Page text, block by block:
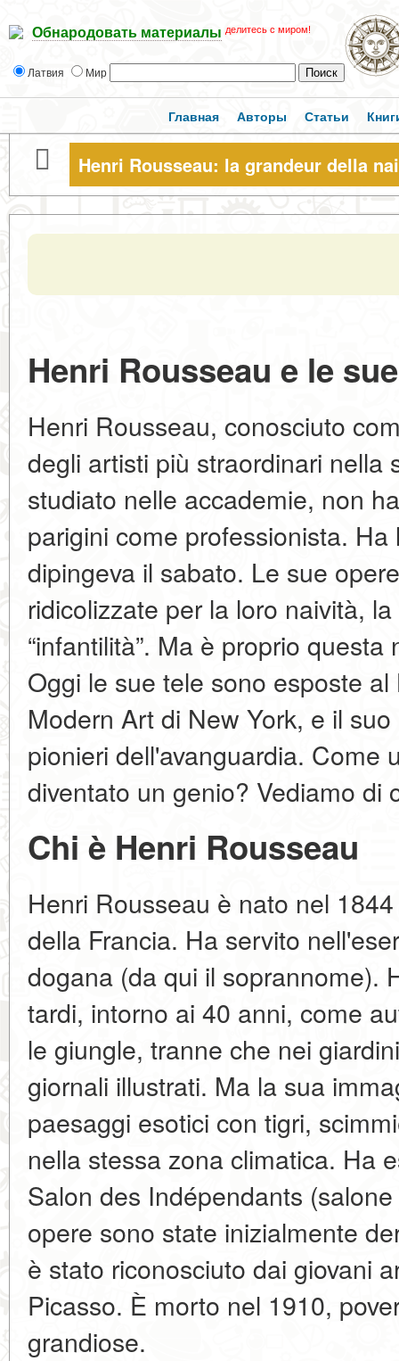
Обнародовать материалы делитесь с миром!
Латвия Мир
Главная Авторы Статьи
Henri Rousseau: la grandeur della
Henri Rousseau e le
Henri Rousseau, conosciuto
degli artisti più straordinari nella
studiato nelle accademie, non
parigini come professionista.
dipingeva il sabato. Le sue
ridicolizzate per la loro naività,
“infantilità”. Ma è proprio
Oggi le sue tele sono esposte
Modern Art di New York, e il
pionieri dell'avanguardia. Come
diventato un genio? Vediamo di
Chi è Henri Rousseau
Henri Rousseau è nato nel
della Francia. Ha servito
dogana (da qui il soprannome).
tardi, intorno ai 40 anni, come
le giungle, tranne che nei
giornali illustrati. Ma la sua
paesaggi esotici con tigri,
nella stessa zona climatica. Ha
Salon des Indépendants
opere sono state inizialmente
è stato riconosciuto dai giovani
Picasso. È morto nel 1910,
grandiose.